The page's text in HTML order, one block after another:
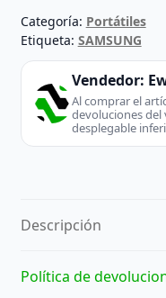
Categoría: Portátiles
Etiqueta: SAMSUNG
Vendedor:
Al comprar el
devoluciones del
desplegable
Descripción
Política de